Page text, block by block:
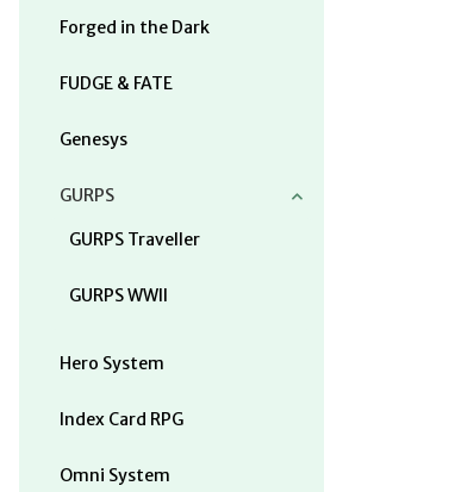
Forged in the Dark
FUDGE & FATE
Genesys
GURPS
GURPS Traveller
GURPS WWII
Hero System
Index Card RPG
Omni System